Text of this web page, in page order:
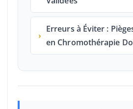
›
Erreurs à Éviter :
en Chromothérapie